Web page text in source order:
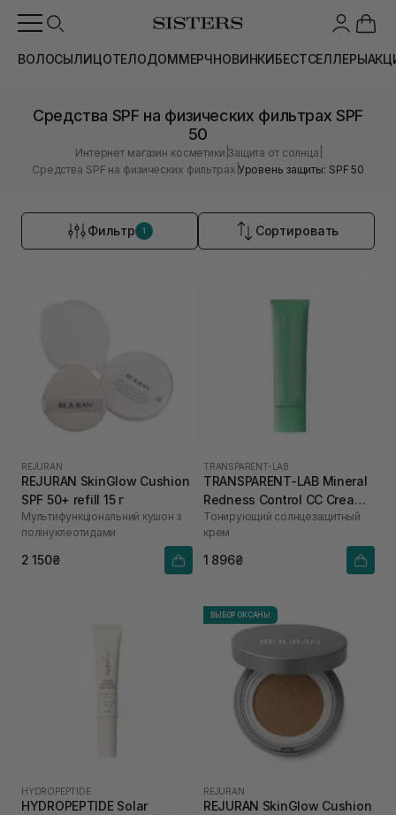
ВОЛОСЫЛИЦОТЕЛОДОММЕРЧНОВИНКИБЕСТСЕЛЛЕРЫ
Средства SPF на физических фильтрах SPF
50
Интернет магазин косметики Защита от солнца
Средства SPF на физических фильтрах |Уровень защиты: SPF 50
Фильтр 1 Сортировать
REJURAN
REJURAN SkinGlow Cushion
SPF 50+ refill 15 г
Мультифункціональний кушон з
полінуклеотидами
2 150₴
TRANSPARENT-LAB
TRANSPARENT-LAB Mineral
Redness Control CC Cream
SPF50 45 мл
Тонирующий солнцезащитный
крем
1 896₴
HYDROPEPTIDE
HYDROPEPTIDE Solar
ВЫБОР ОКСАНЫ
REJURAN
REJURAN SkinGlow Cushion